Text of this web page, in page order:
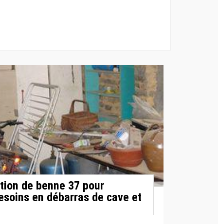
de benne 37 pour
en débarras de cave et